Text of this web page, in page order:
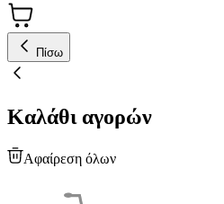
Πίσω
Καλάθι αγορών
Αφαίρεση όλων